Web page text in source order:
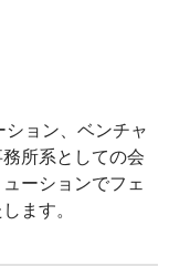
ョン、ベンチャ
所系としての会
ーションでフェ
ます。